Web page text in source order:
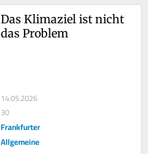
Das Klimaziel ist nicht
das Problem
14.05.2026
30
Frankfurter
Allgemeine